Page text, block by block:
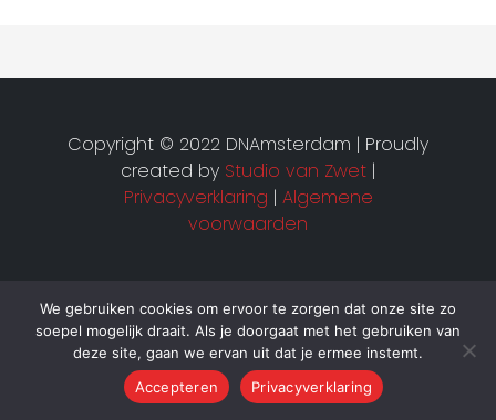
We gebruiken cookies om ervoor te zorgen dat onze site zo
soepel mogelijk draait. Als je doorgaat met het gebruiken van
deze site, gaan we ervan uit dat je ermee instemt.
Accepteren
Privacyverklaring
Copyright © 2022 DNAmsterdam | Proudly
created by Studio van Zwet |
Privacyverklaring | Algemene
voorwaarden